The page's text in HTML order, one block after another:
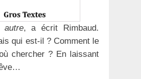
, a écrit Rimbaud.
qui est-il ? Comment le
chercher ? En laissant